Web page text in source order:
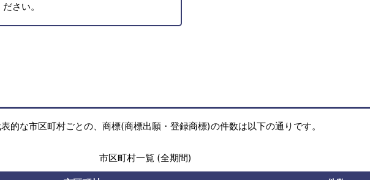
さい。
的な市区町村ごとの、商標(商標出願・登録商標)の件数は以下の通りです。
市区町村一覧 (全期間)